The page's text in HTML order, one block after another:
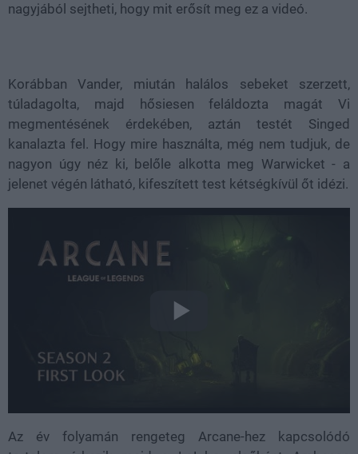
nagyjából sejtheti, hogy mit erősít meg ez a videó.
Korábban Vander, miután halálos sebeket szerzett,
túladagolta, majd hősiesen feláldozta magát Vi
megmentésének érdekében, aztán testét Singed
kanalazta fel. Hogy mire használta, még nem tudjuk, de
nagyon úgy néz ki, belőle alkotta meg Warwicket - a
jelenet végén látható, kifeszített test kétségkívül őt idézi.
Az év folyamán rengeteg Arcane-hez kapcsolódó